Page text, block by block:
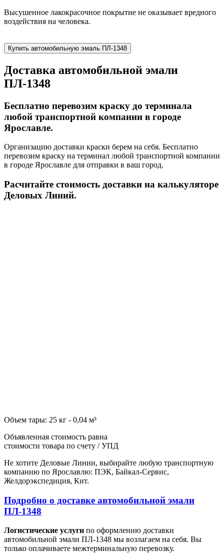
Высушенное лакокрасочное покрытие не оказывает вредного
воздействия на человека.
Купить автомобильную эмаль ПЛ-1348
Доставка автомобильной эмали
ПЛ-1348
Бесплатно перевозим краску до терминала
любой транспортной компании в городе
Ярославле.
Организацию доставки краски берем на себя. Бесплатно
перевозим краску на терминал любой транспортной компании
в городе Ярославле для отправки в ваш город.
Расчитайте стоимость доставки на калькуляторе
Деловых Линий.
Объем тары: 25 кг - 0,04 м³
Объявленная стоимость равна
стоимости товара по счету / УПД
Не хотите Деловые Линии, выбирайте любую транспортную
компанию по Ярославлю: ПЭК, Байкал-Сервис,
Желдорэкспедиция, Кит.
Подробно о доставке автомобильной эмали
ПЛ-1348
Логистические услуги по оформлению доставки
автомобильной эмали ПЛ-1348 мы возлагаем на себя. Вы
только оплачиваете межтерминальную перевозку.